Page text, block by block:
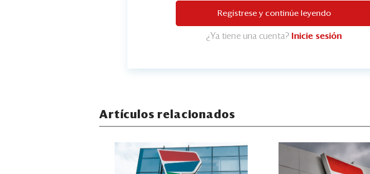
Regístrese y continúe leyendo
¿Ya tiene una cuenta? Inicie sesión
Artículos relacionados